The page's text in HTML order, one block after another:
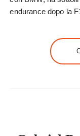
endurance dopo la